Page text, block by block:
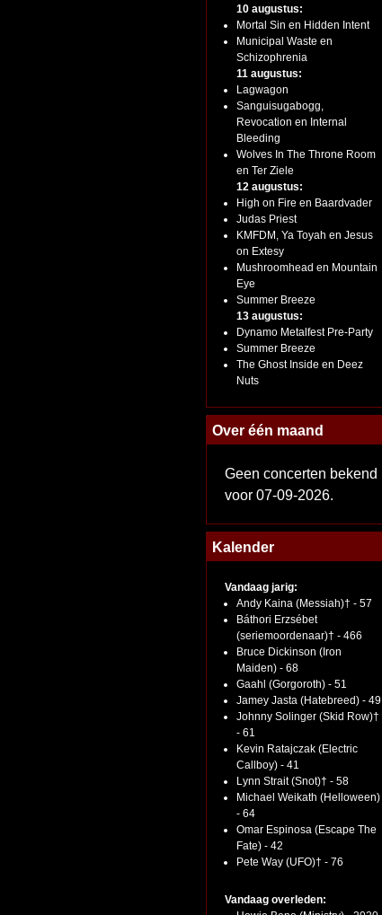
10 augustus:
Mortal Sin en Hidden Intent
Municipal Waste en
Schizophrenia
11 augustus:
Lagwagon
Sanguisugabogg,
Revocation en Internal
Bleeding
Wolves In The Throne Room
en Ter Ziele
12 augustus:
High on Fire en Baardvader
Judas Priest
KMFDM, Ya Toyah en Jesus
on Extesy
Mushroomhead en Mountain
Eye
Summer Breeze
13 augustus:
Dynamo Metalfest Pre-Party
Summer Breeze
The Ghost Inside en Deez
Nuts
Over één maand
Geen concerten bekend
voor 07-09-2026.
Kalender
Vandaag jarig:
Andy Kaina (Messiah)† - 57
Báthori Erzsébet
(seriemoordenaar)† - 466
Bruce Dickinson (Iron
Maiden) - 68
Gaahl (Gorgoroth) - 51
Jamey Jasta (Hatebreed) - 49
Johnny Solinger (Skid Row)†
- 61
Kevin Ratajczak (Electric
Callboy) - 41
Lynn Strait (Snot)† - 58
Michael Weikath (Helloween)
- 64
Omar Espinosa (Escape The
Fate) - 42
Pete Way (UFO)† - 76
Vandaag overleden: